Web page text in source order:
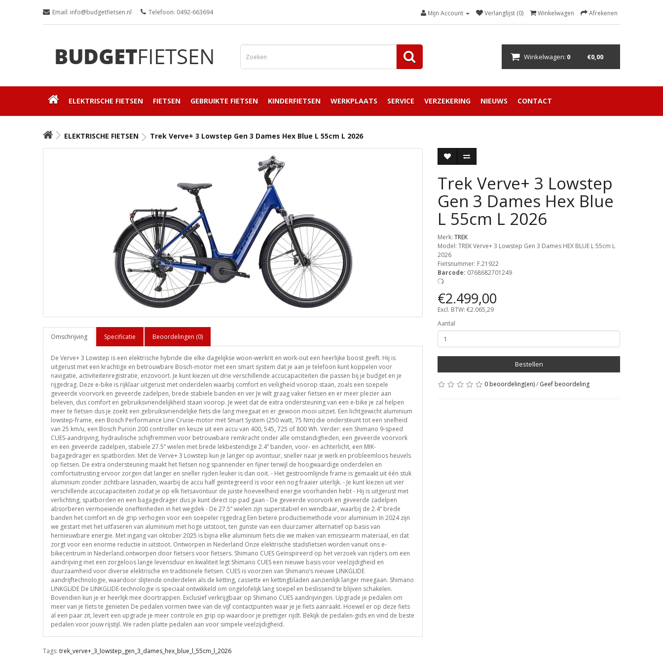
Email: info@budgetfietsen.nl Telefoon: 0492-663694 Mijn Account Verlanglijst (0) Winkelwagen Afrekenen
Winkelwagen: 0 €0,00
ELEKTRISCHE FIETSEN FIETSEN GEBRUIKTE FIETSEN KINDERFIETSEN WERKPLAATS SERVICE VERZEKERING NIEUWS CONTACT
ELEKTRISCHE FIETSEN Trek Verve+ 3 Lowstep Gen 3 Dames Hex Blue L 55cm L 2026
Omschrijving Specificatie Beoordelingen (0)
De Verve+ 3 Lowstep is een elektrische hybride die elke dagelijkse woon-werkrit en work-out een heerlijke boost geeft. Hij is
uitgerust met een krachtige en betrouwbare Bosch-motor met een smart system dat je aan je telefoon kunt koppelen voor
navigatie, activiteitenregistratie, enzovoort. Je kunt kiezen uit drie verschillende accucapaciteiten die passen bij je budget en je
rijgedrag. Deze e-bike is rijklaar uitgerust met onderdelen waarbij comfort en veiligheid voorop staan, zoals een soepele
geveerde voorvork en geveerde zadelpen, brede stabiele banden en ver Je wilt graag vaker fietsen en er meer plezier aan
beleven, dus comfort en gebruiksvriendelijkheid staan voorop. Je weet dat de extra ondersteuning van een e-bike je zal helpen
meer te fietsen dus je zoekt een gebruiksvriendelijke fiets die lang meegaat en er gewoon mooi uitziet. Een lichtgewicht aluminium
lowstep-frame, een Bosch Performance Line Cruise-motor met Smart System (250 watt, 75 Nm) die ondersteunt tot een snelheid
van 25 km/u, een Bosch Purion 200 controller en keuze uit een accu van 400, 545, 725 of 800 Wh. Verder: een Shimano 9-speed
CUES-aandrijving, hydraulische schijfremmen voor betrouwbare remkracht onder alle omstandigheden, een geveerde voorvork
en een geveerde zadelpen, stabiele 27.5” wielen met brede lekbestendige 2.4” banden, voor- en achterlicht, een MIK-
bagagedrager en spatborden. Met de Verve+ 3 Lowstep kun je langer op avontuur, sneller naar je werk en probleemloos heuvels
op fietsen. De extra ondersteuning maakt het fietsen nog spannender en fijner terwijl de hoogwaardige onderdelen en
comfortuitrusting ervoor zorgen dat langer en sneller rijden leuker is dan ooit. - Het gestroomlijnde frame is gemaakt uit één stuk
aluminium zonder zichtbare lasnaden, waarbij de accu half geïntegreerd is voor een nog fraaier uiterlijk. - Je kunt kiezen uit vier
verschillende accucapaciteiten zodat je op elk fietsavontuur de juiste hoeveelheid energie voorhanden hebt - Hij is uitgerust met
verlichting, spatborden en een bagagedrager dus je kunt direct op pad gaan - De geveerde voorvork en geveerde zadelpen
absorberen vermoeiende oneffenheden in het wegdek - De 27.5” wielen zijn superstabiel en wendbaar, waarbij de 2.4” brede
banden het comfort en de grip verhogen voor een soepeler rijgedrag Een betere productiemethode voor aluminium In 2024 zijn
we gestart met het uitfaseren van aluminium met hoge uitstoot, ten gunste van een duurzamer alternatief op basis van
hernieuwbare energie. Met ingang van oktober 2025 is bijna elke aluminium fiets die we maken van emissiearm materiaal, en dat
zorgt voor een enorme reductie in uitstoot. Ontworpen in Nederland Onze elektrische stadsfietsen worden vanuit ons e-
bikecentrum in Nederland.ontworpen door fietsers voor fietsers. Shimano CUES Geïnspireerd op het verzoek van rijders om een
aandrijving met een zorgeloos lange levensduur en kwaliteit legt Shimano CUES een nieuwe basis voor veelzijdigheid en
duurzaamheid voor diverse elektrische en traditionele fietsen. CUES is voorzien van Shimano’s nieuwe LINKGLIDE
aandrijftechnologie, waardoor slijtende onderdelen als de ketting, cassette en kettingbladen aanzienlijk langer meegaan. Shimano
LINKGLIDE De LINKGLIDE-technologie is speciaal ontwikkeld om ongelofelijk lang soepel en beslissend te blijven schakelen.
Bovendien kun je er heerlijk mee doortrappen. Exclusief verkrijgbaar op Shimano CUES aandrijvingen. Upgrade je pedalen om
meer van je fiets te genieten De pedalen vormen twee van de vijf contactpunten waar je je fiets aanraakt. Hoewel er op deze fiets
al een paar zit, levert een upgrade je meer controle en grip op waardoor je prettiger rijdt. Bekijk de pedalen-gids en vind de beste
pedalen voor jouw rijstijl. We raden platte pedalen aan voor simpele veelzijdigheid.
Trek Verve+ 3 Lowstep
Gen 3 Dames Hex Blue
L 55cm L 2026
Merk: TREK
Model: TREK Verve+ 3 Lowstep Gen 3 Dames HEX BLUE L 55cm L
2026
Fietsnummer: F.21922
Barcode: 0768682701249
€2.499,00
Excl. BTW: €2.065,29
Aantal
Bestellen
0 beoordeling(en)/ Geef beoordeling
Tags: trek_verve+_3_lowstep_gen_3_dames_hex_blue_l_55cm_l_2026